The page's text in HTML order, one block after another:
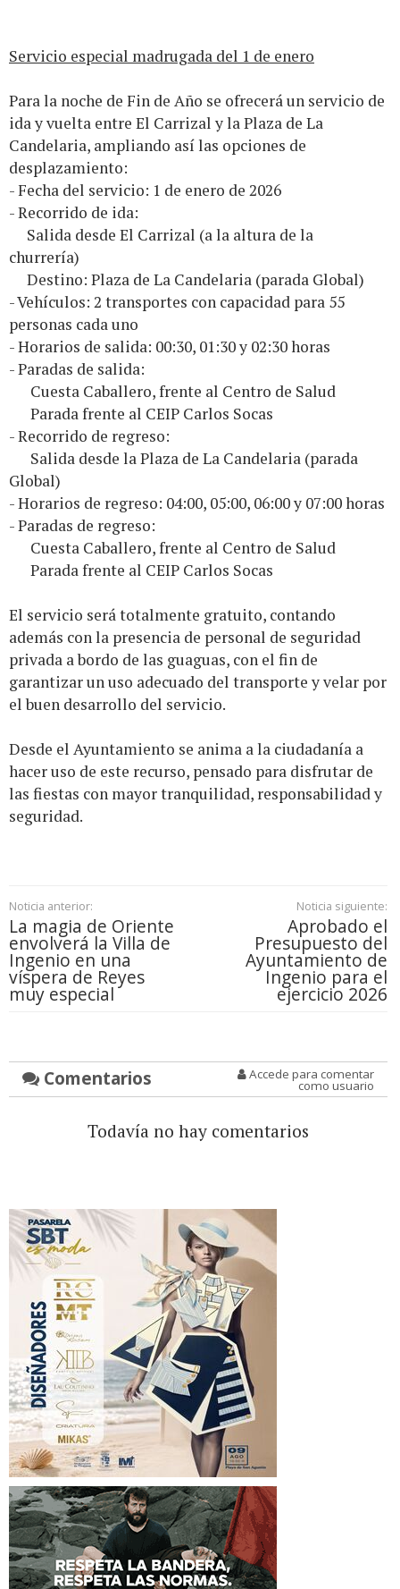
Servicio especial madrugada del 1 de enero
Para la noche de Fin de Año se ofrecerá un servicio de
ida y vuelta entre El Carrizal y la Plaza de La
Candelaria, ampliando así las opciones de
desplazamiento:
- Fecha del servicio: 1 de enero de 2026
- Recorrido de ida:
Salida desde El Carrizal (a la altura de la
churrería)
Destino: Plaza de La Candelaria (parada Global)
- Vehículos: 2 transportes con capacidad para 55
personas cada uno
- Horarios de salida: 00:30, 01:30 y 02:30 horas
- Paradas de salida:
Cuesta Caballero, frente al Centro de Salud
Parada frente al CEIP Carlos Socas
- Recorrido de regreso:
Salida desde la Plaza de La Candelaria (parada
Global)
- Horarios de regreso: 04:00, 05:00, 06:00 y 07:00 horas
- Paradas de regreso:
Cuesta Caballero, frente al Centro de Salud
Parada frente al CEIP Carlos Socas
El servicio será totalmente gratuito, contando
además con la presencia de personal de seguridad
privada a bordo de las guaguas, con el fin de
garantizar un uso adecuado del transporte y velar por
el buen desarrollo del servicio.
Desde el Ayuntamiento se anima a la ciudadanía a
hacer uso de este recurso, pensado para disfrutar de
las fiestas con mayor tranquilidad, responsabilidad y
seguridad.
Noticia anterior:
La magia de Oriente
envolverá la Villa de
Ingenio en una
víspera de Reyes
muy especial
Noticia siguiente:
Aprobado el
Presupuesto del
Ayuntamiento de
Ingenio para el
ejercicio 2026
Comentarios Accede para comentar
como usuario
Todavía no hay comentarios